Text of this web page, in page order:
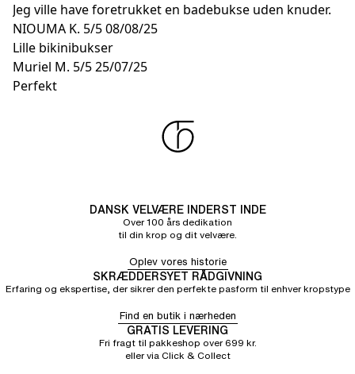
Jeg ville have foretrukket en badebukse uden knuder.
NIOUMA K. 5/508/08/25
Lille bikinibukser
Muriel M. 5/525/07/25
Perfekt
DANSK VELVÆRE INDERST INDE
Over 100 års dedikation
til din krop og dit velvære.
Oplev vores historie
SKRÆDDERSYET RÅDGIVNING
Erfaring og ekspertise, der sikrer den perfekte pasform til enhver kropstype
Find en butik i nærheden
GRATIS LEVERING
Fri fragt til pakkeshop over 699 kr.
eller via Click & Collect